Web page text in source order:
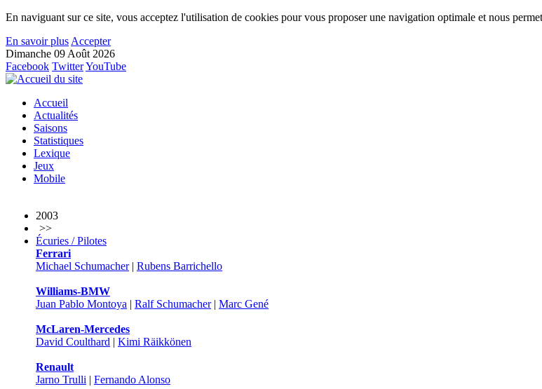
En naviguant sur ce site, vous acceptez l'utilisation de cookies pour vous proposer une navigation optimale et nous
En savoir plus Accepter
Dimanche 09 Août 2026
Facebook TwitterYouTube
Accueil
Actualités
Saisons
Statistiques
Lexique
Jeux
Mobile
2003
>>
Écuries / Pilotes
Ferrari
Michael Schumacher| Rubens Barrichello
Williams-BMW
Juan Pablo Montoya | Ralf Schumacher| Marc Gené
McLaren-Mercedes
David Coulthard | Kimi Räikkönen
Renault
Jarno Trulli | Fernando Alonso